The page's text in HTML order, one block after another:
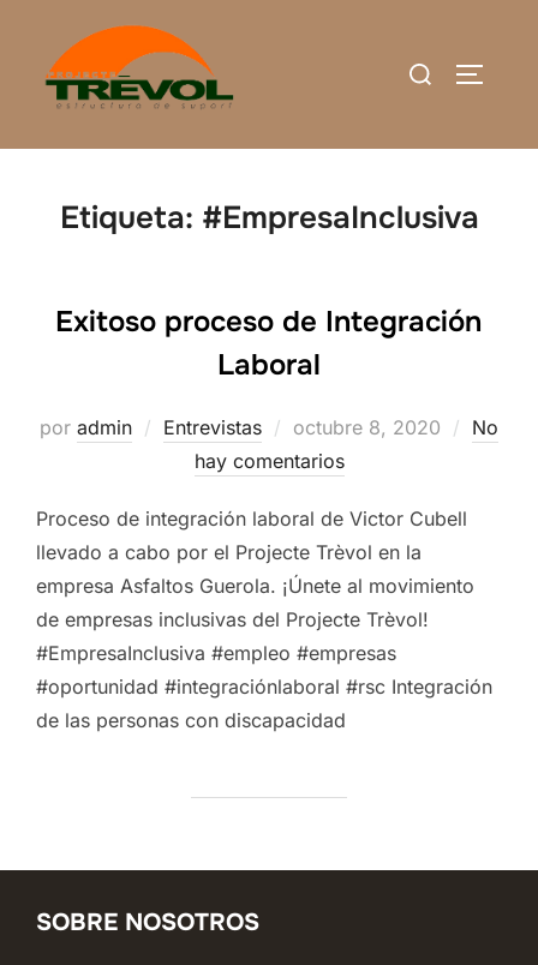
contenido
Buscar:
Etiqueta: #EmpresaInclusiva
Exitoso proceso de Integración
Laboral
por admin Entrevistas
Publicado
el
octubre 8, 2020
No
hay comentarios
Proceso de integración laboral de Victor Cubell
llevado a cabo por el Projecte Trèvol en la
empresa Asfaltos Guerola. ¡Únete al movimiento
de empresas inclusivas del Projecte Trèvol!
#EmpresaInclusiva #empleo #empresas
#oportunidad #integraciónlaboral #rsc Integración
de las personas con discapacidad
SOBRE NOSOTROS